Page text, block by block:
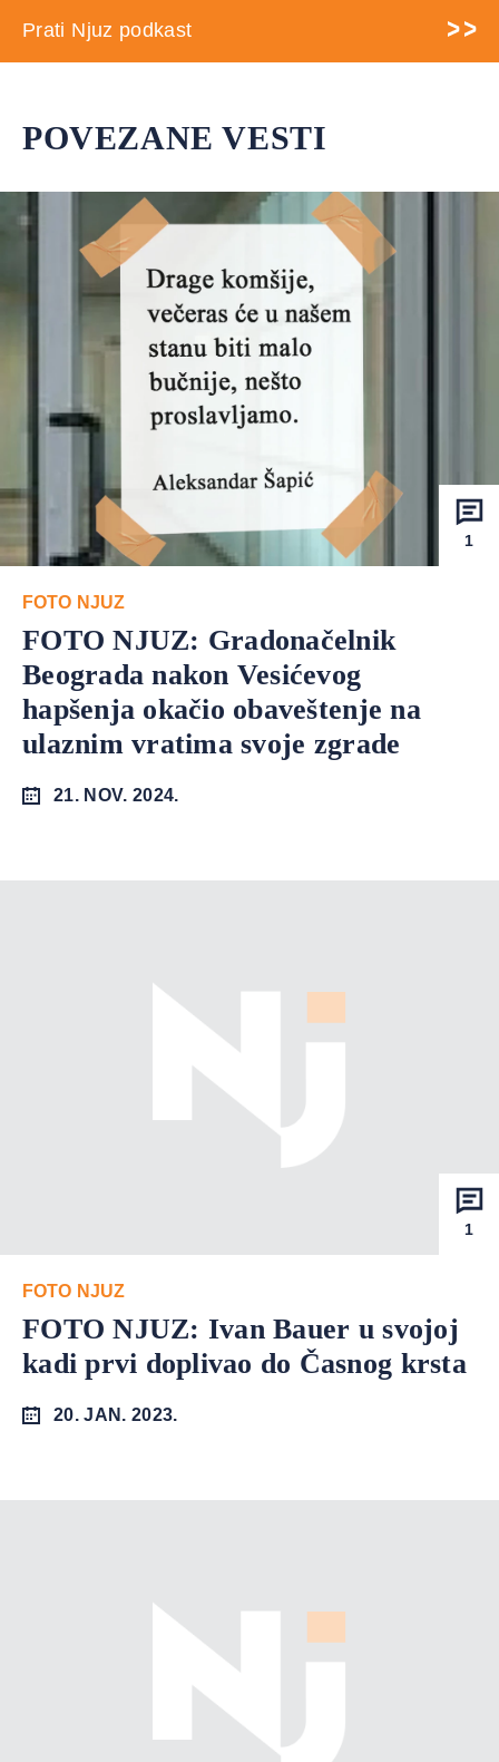
Prati Njuz podkast
POVEZANE VESTI
1
FOTO NJUZ
FOTO NJUZ: Gradonačelnik
Beograda nakon Vesićevog
hapšenja okačio obaveštenje na
ulaznim vratima svoje zgrade
21. NOV. 2024.
1
FOTO NJUZ
FOTO NJUZ: Ivan Bauer u svojoj
kadi prvi doplivao do Časnog krsta
20. JAN. 2023.